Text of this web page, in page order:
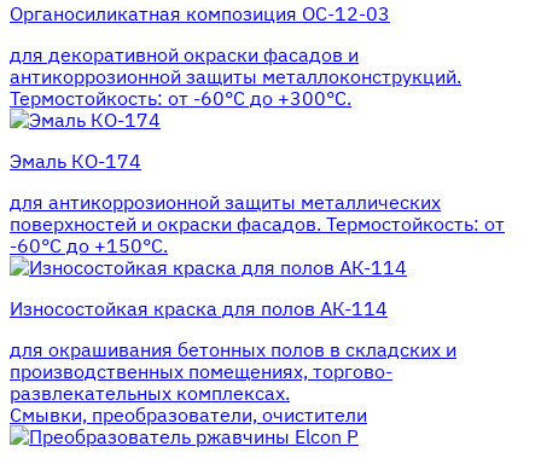
Органосиликатная композиция ОС-12-03
для декоративной окраски фасадов и
антикоррозионной защиты металлоконструкций.
Термостойкость: от -60°С до +300°С.
Эмаль КО-174
для антикоррозионной защиты металлических
поверхностей и окраски фасадов. Термостойкость: от
-60°С до +150°С.
Износостойкая краска для полов АК-114
для окрашивания бетонных полов в складских и
производственных помещениях, торгово-
развлекательных комплексах.
Смывки, преобразователи, очистители